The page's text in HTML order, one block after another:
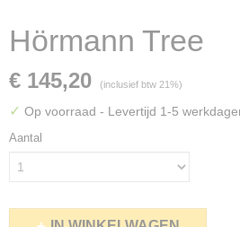
Hörmann Tree
€ 145,20 (inclusief btw 21%)
✓ Op voorraad - Levertijd 1-5
Aantal